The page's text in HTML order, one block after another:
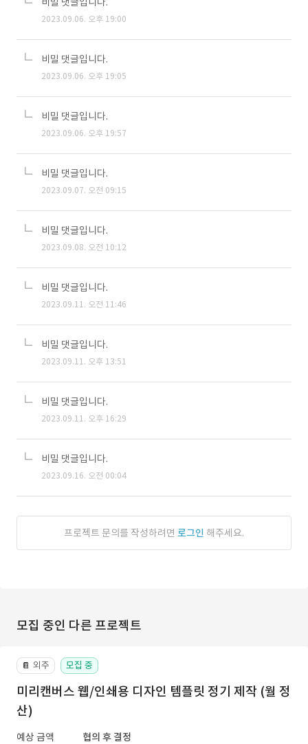
2023.09.06. 오후 19:00
비밀 댓글입니다.
2023.09.06. 오후 19:05
비밀 댓글입니다.
2023.09.06. 오후 19:57
비밀 댓글입니다.
2023.09.07. 오전 09:15
비밀 댓글입니다.
2023.09.08. 오전 10:12
비밀 댓글입니다.
2023.09.11. 오전 11:46
비밀 댓글입니다.
2023.09.11. 오후 13:51
비밀 댓글입니다.
2023.09.11. 오후 16:29
비밀 댓글입니다.
2023.09.16. 오전 00:04
프로젝트 문의를 작성하려면 로그인 해주세요.
모집 중인 다른 프로젝트
📔 외주 모집 중
미리캔버스 웹/인쇄용 디자인 템플릿 정기 제작 (월 정
산)
예상 금액
협의 후 결정